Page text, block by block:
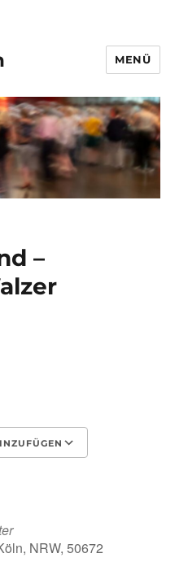
MENÜ
–
NRW, 50672